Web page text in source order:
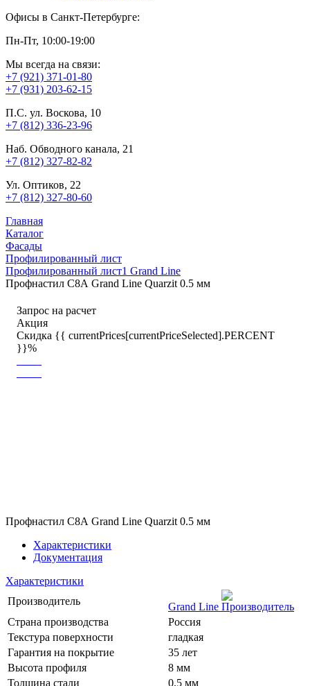
Офисы в Санкт-Петербурге:
Пн-Пт, 10:00-19:00
Мы всегда на связи:
+7 (921) 371-01-80
+7 (931) 203-62-15
П.С. ул. Воскова, 10
+7 (812) 336-23-96
Наб. Обводного канала, 21
+7 (812) 327-82-82
Ул. Оптиков, 22
+7 (812) 327-80-60
Главная
Каталог
Фасады
Профилированный лист
Профилированный лист1 Grand Line
Профнастил С8А Grand Line Quarzit 0.5 мм
Запрос на расчет
Акция
Скидка {{ currentPrices[currentPriceSelected].PERCENT
}}%
Профнастил С8А Grand Line Quarzit 0.5 мм
Характеристики
Документация
Характеристики
Производитель
Grand Line
Страна производства
Россия
Текстура поверхности
гладкая
Гарантия на покрытие
35 лет
Высота профиля
8 мм
Толщина стали
0.5 мм